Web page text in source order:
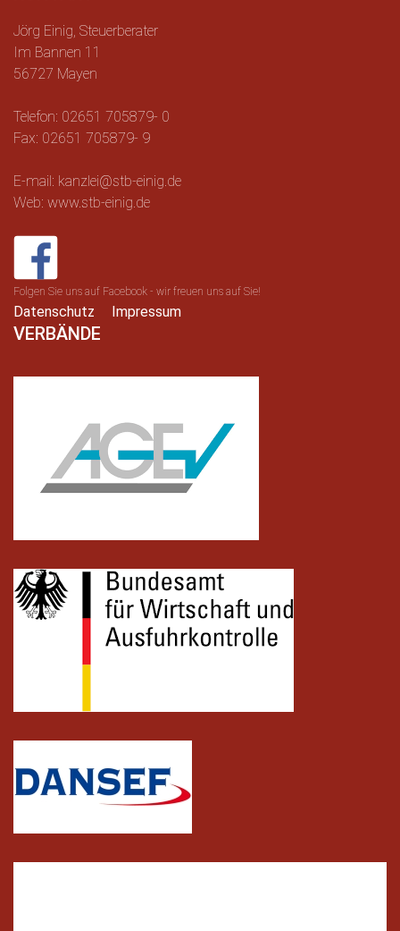
Jörg Einig, Steuerberater
Im Bannen 11
56727 Mayen
Telefon: 02651 705879- 0
Fax: 02651 705879- 9
E-mail: kanzlei@stb-einig.de
Web: www.stb-einig.de
Folgen Sie uns auf Facebook - wir freuen uns auf Sie!
Datenschutz Impressum
VERBÄNDE